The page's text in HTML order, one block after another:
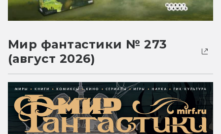
Мир фантастики № 273
(август 2026)